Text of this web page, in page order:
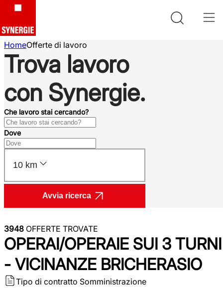
HomeOfferte di lavoro
Trova lavoro
con Synergie.
Che lavoro stai cercando?
Dove
10 km
Avvia ricerca
3948 OFFERTE TROVATE
OPERAI/OPERAIE SUI 3 TURNI
- VICINANZE BRICHERASIO
Tipo di contratto Somministrazione